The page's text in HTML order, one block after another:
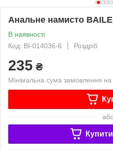
Анальне намисто
В наявності
Код: BI-014036-6
Роздріб
235 ₴
Мінімальна сума замовлення
або